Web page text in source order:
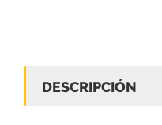
DESCRIPCIÓN